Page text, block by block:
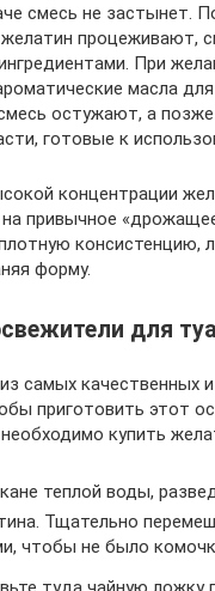
смесь не застынет.
желатин процеживают,
При
масла для
остужают, а
готовые к
концентрации
привычное
консистенцию,
форму.
для
самых качественных
приготовить этот
купить
теплой воды,
Тщательно
чтобы не было